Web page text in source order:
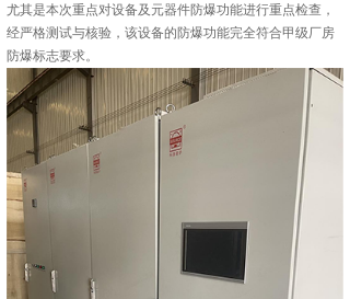
尤其是本次重点对设备及元器件防爆功能进行重点检查，
经严格测试与核验，该设备的防爆功能完全符合甲级厂房
防爆标志要求。